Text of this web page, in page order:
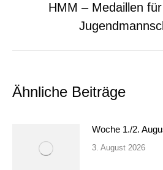
HMM – Medaillen
Ähnliche Beiträge
Woche 1./2.
3. August 2026